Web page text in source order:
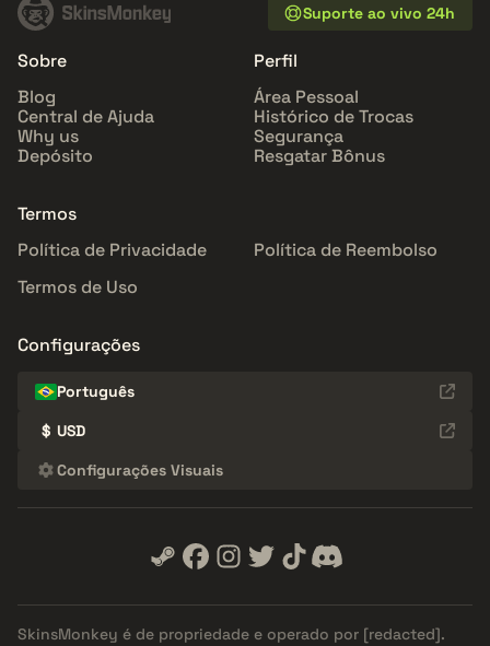
Suporte ao vivo 24h
Sobre
Blog
Central de Ajuda
Why us
Depósito
Perfil
Área Pessoal
Histórico de Trocas
Segurança
Resgatar Bônus
Termos
Política de Privacidade
Política de Reembolso
Termos de Uso
Configurações
Português
$ USD
Configurações Visuais
SkinsMonkey é de propriedade e operado por [redacted].